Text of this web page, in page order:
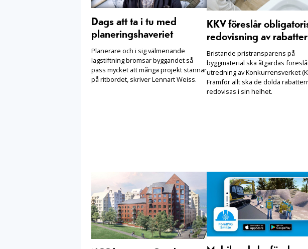
Dags att ta i tu med
planeringshaveriet
Planerare och i sig välmenande
lagstiftning bromsar byggandet så
pass mycket att många projekt stannar
på ritbordet, skriver Lennart Weiss.
KKV föreslår
redovisning av rabatter
Bristande pristransparens på
byggmaterial ska åtgärdas
utredning av Konkurrensverket
Framför allt ska de dolda
redovisas i sin helhet.